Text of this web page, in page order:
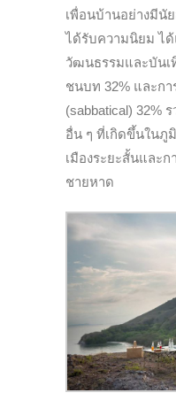
เพื่อนบ้านอย่างมี
ได้รับความนิยม ได้
วัฒนธรรมและบันเ
ชนบท 32% และกา
(sabbatical) 32%
อื่น ๆ ที่เกิดขึ้นในภู
เมืองระยะสั้นและ
ชายหาด